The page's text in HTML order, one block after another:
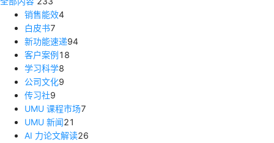
销售能效4
白皮书7
新功能速递94
客户案例18
学习科学8
公司文化9
传习社9
UMU 课程市场7
UMU 新闻21
AI 力论文解读26